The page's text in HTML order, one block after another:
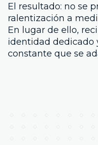
El resultado: no se
ralentización a
En lugar de ello,
identidad dedicado
constante que se